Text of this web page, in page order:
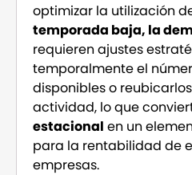
optimizar la utilización
temporada baja, la
requieren ajustes
temporalmente el
disponibles o
actividad, lo que
estacional en un
para la rentabilidad de
empresas.